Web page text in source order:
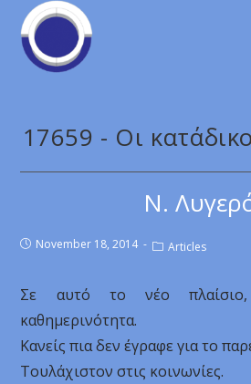
17659 - Οι
Ν.
November 18, 2014 Articles
Σε αυτό το νέο
καθημερινότητα.
Κανείς πια δεν έγραφε για το
Τουλάχιστον στις κοινωνίες.